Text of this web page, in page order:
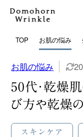
TOP お肌の悩み
お肌の悩み
50代・乾燥
び方や乾燥
スキンケア